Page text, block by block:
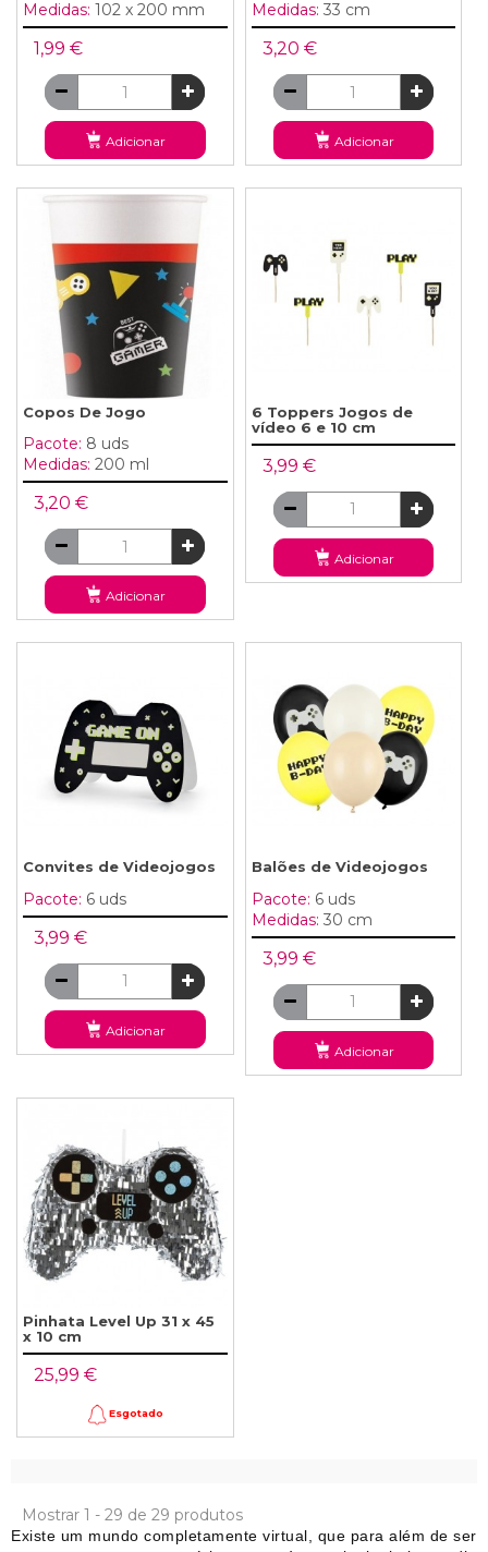
Medidas: 102 x 200 mm
1,99 €
Adicionar
Medidas: 33 cm
3,20 €
Adicionar
Copos De Jogo
Pacote: 8 uds
Medidas: 200 ml
3,20 €
Adicionar
6 Toppers Jogos de
vídeo 6 e 10 cm
3,99 €
Adicionar
Convites de Videojogos
Pacote: 6 uds
3,99 €
Adicionar
Balões de Videojogos
Pacote: 6 uds
Medidas: 30 cm
3,99 €
Adicionar
Pinhata Level Up 31 x 45
x 10 cm
25,99 €
Esgotado
Mostrar 1 - 29 de 29 produtos
Existe um mundo completamente virtual, que para além de ser